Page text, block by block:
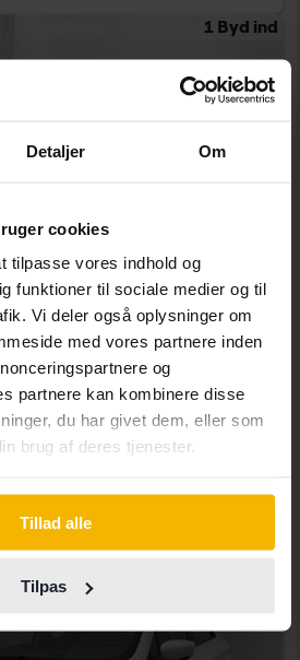
Detaljer Om
cookies
tilpasse vores indhold og
funktioner til sociale medier og til
Vi deler også oplysninger om
med vores partnere inden
og
partnere kan kombinere disse
du har givet dem, eller som
brug af deres tjenester.
Tillad alle
Tilpas
1 Byd ind
diesel
75 000 SEK